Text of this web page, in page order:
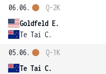
06.06.
Goldfeld E.
Te Tai C.
Q-2K
05.06.
Te Tai C.
Q-1K